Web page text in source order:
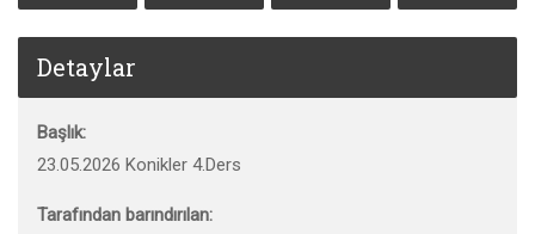
Detaylar
Başlık:
23.05.2026 Konikler 4.Ders
Tarafından barındırılan: